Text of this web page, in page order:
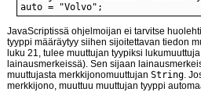
auto = "Volvo";
JavaScriptissä ohjelmoijan ei tarvitse
tyyppi määräytyy siihen sijoitettavan tiedon
luku 21, tulee muuttujan tyypiksi lukumuuttuja
lainausmerkeissä). Sen sijaan
muuttujasta merkkijonomuuttujan String.
merkkijono, muuttuu muuttujan tyyppi